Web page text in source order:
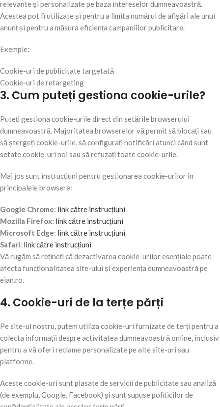
relevante și personalizate pe baza intereselor dumneavoastră.
Acestea pot fi utilizate și pentru a limita numărul de afișări ale unui
anunț și pentru a măsura eficiența campaniilor publicitare.
Exemple:
Cookie-uri de publicitate targetată
Cookie-uri de retargeting
3. Cum puteți gestiona cookie-urile?
Puteți gestiona cookie-urile direct din setările browserului
dumneavoastră. Majoritatea browserelor vă permit să blocați sau
să ștergeți cookie-urile, să configurați notificări atunci când sunt
setate cookie-uri noi sau să refuzați toate cookie-urile.
Mai jos sunt instrucțiuni pentru gestionarea cookie-urilor în
principalele browsere:
Google Chrome: link către instrucțiuni
Mozilla Firefox: link către instrucțiuni
Microsoft Edge: link către instrucțiuni
Safari: link către instrucțiuni
Vă rugăm să rețineți că dezactivarea cookie-urilor esențiale poate
afecta funcționalitatea site-ului și experiența dumneavoastră pe
eian.ro.
4. Cookie-uri de la terțe părți
Pe site-ul nostru, putem utiliza cookie-uri furnizate de terți pentru a
colecta informații despre activitatea dumneavoastră online, inclusiv
pentru a vă oferi reclame personalizate pe alte site-uri sau
platforme.
Aceste cookie-uri sunt plasate de servicii de publicitate sau analiză
(de exemplu, Google, Facebook) și sunt supuse politicilor de